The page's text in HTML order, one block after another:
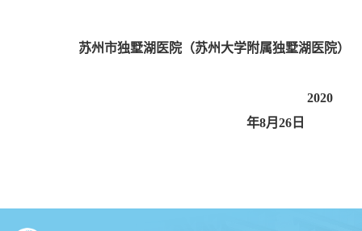
苏州市独墅湖医院（苏州大学附属独墅湖医院）
2020
年8月 26 日